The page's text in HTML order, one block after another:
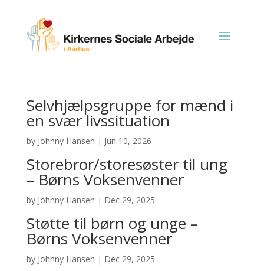
Selvhjælpsgruppe for mænd i
en svær livssituation
by Johnny Hansen | Jun 10, 2026
Storebror/store­søster til ung
– Børns Voksenvenner
by Johnny Hansen | Dec 29, 2025
Støtte til børn og unge –
Børns Voksenvenner
by Johnny Hansen | Dec 29, 2025